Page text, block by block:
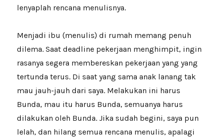
lenyaplah rencana menulisnya.
Menjadi ibu (menulis) di rumah memang penuh
dilema. Saat deadline pekerjaan menghimpit, ingin
rasanya segera membereskan pekerjaan yang yang
tertunda terus. Di saat yang sama anak lanang tak
mau jauh-jauh dari saya. Melakukan ini harus
Bunda, mau itu harus Bunda, semuanya harus
dilakukan oleh Bunda. Jika sudah begini, saya pun
lelah, dan hilang semua rencana menulis, apalagi